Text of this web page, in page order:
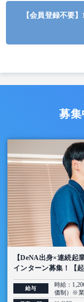
【会員登録不要
募
【DeNA出身×連続起
インターン募集！【
定】
給与
時給：
価制）※